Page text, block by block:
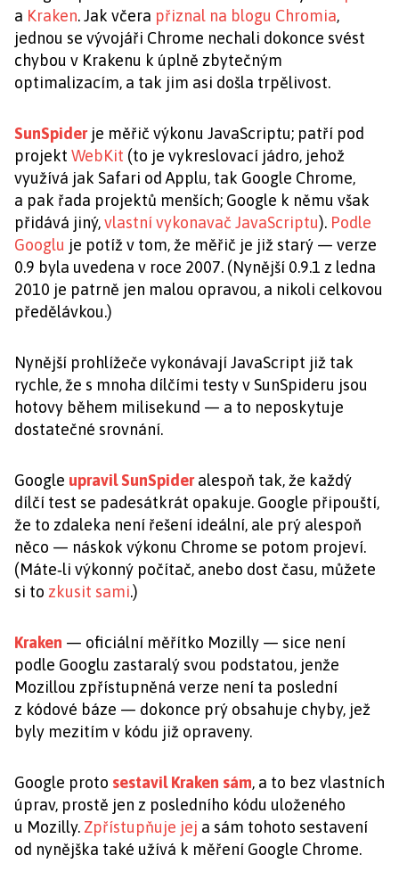
a Kraken. Jak včera přiznal na blogu Chromia,
jednou se vývojáři Chrome nechali dokonce svést
chybou v Krakenu k úplně zbytečným
optimalizacím, a tak jim asi došla trpělivost.
SunSpiderje měřič výkonu JavaScriptu; patří pod
projekt WebKit (to je vykreslovací jádro, jehož
využívá jak Safari od Applu, tak Google Chrome,
a pak řada projektů menších; Google k němu však
přidává jiný,vlastní vykonavač JavaScriptu). Podle
Googlu je potíž v tom, že měřič je již starý — verze
0.9 byla uvedena v roce 2007. (Nynější 0.9.1 z ledna
2010 je patrně jen malou opravou, a nikoli celkovou
předělávkou.)
Nynější prohlížeče vykonávají JavaScript již tak
rychle, že s mnoha dílčími testy v SunSpideru jsou
hotovy během milisekund — a to neposkytuje
dostatečné srovnání.
Google upravil SunSpideralespoň tak, že každý
dílčí test se padesátkrát opakuje. Google připouští,
že to zdaleka není řešení ideální, ale prý alespoň
něco — náskok výkonu Chrome se potom projeví.
(Máte‑li výkonný počítač, anebo dost času, můžete
si to zkusit sami.)
Kraken — oficiální měřítko Mozilly — sice není
podle Googlu zastaralý svou podstatou, jenže
Mozillou zpřístupněná verze není ta poslední
z kódové báze — dokonce prý obsahuje chyby, jež
byly mezitím v kódu již opraveny.
Google proto sestavil Kraken sám, a to bez vlastních
úprav, prostě jen z posledního kódu uloženého
u Mozilly. Zpřístupňuje jej a sám tohoto sestavení
od nynějška také užívá k měření Google Chrome.